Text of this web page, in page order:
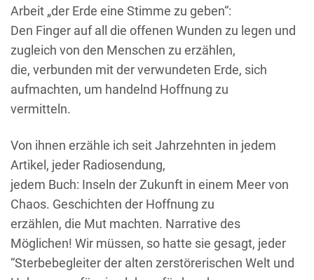
Arbeit „der Erde eine Stimme zu geben“:
Den Finger auf all die offenen Wunden zu legen und
zugleich von den Menschen zu erzählen,
die, verbunden mit der verwundeten Erde, sich
aufmachten, um handelnd Hoffnung zu
vermitteln.
Von ihnen erzähle ich seit Jahrzehnten in jedem
Artikel, jeder Radiosendung,
jedem Buch: Inseln der Zukunft in einem Meer von
Chaos. Geschichten der Hoffnung zu
erzählen, die Mut machten. Narrative des
Möglichen! Wir müssen, so hatte sie gesagt, jeder
“Sterbebegleiter der alten zerstörerischen Welt und